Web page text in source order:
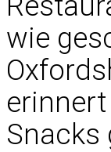
wie
Snacks